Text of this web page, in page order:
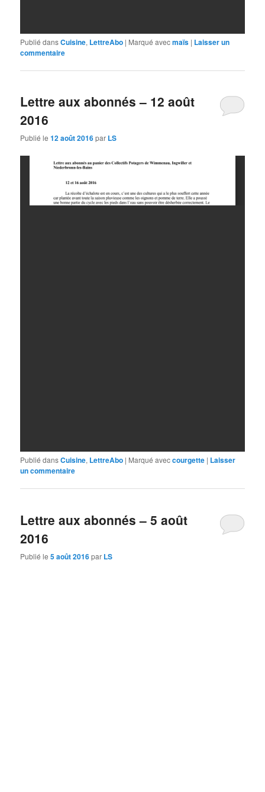
Publié dansCuisine, LettreAbo | Marqué avecmaïs | Laisser un
commentaire
Lettre aux abonnés – 12 août
2016
Publié le12 août 2016par LS
Publié dansCuisine, LettreAbo | Marqué aveccourgette | Laisser
un commentaire
Lettre aux abonnés – 5 août
2016
Publié le5 août 2016par LS